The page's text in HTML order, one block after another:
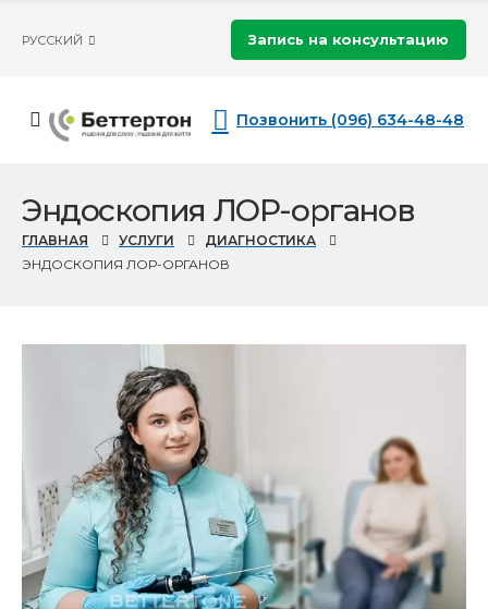
РУССКИЙ Запись на консультацию
Позвонить (096) 634-48-48
Эндоскопия ЛОР-органов
ГЛАВНАЯ УСЛУГИ
ДИАГНОСТИКА
ЭНДОСКОПИЯ ЛОР-ОРГАНОВ